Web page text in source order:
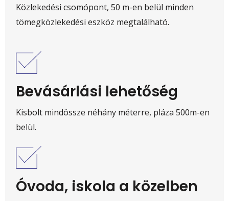
Közlekedési csomópont, 50 m-en belül minden
tömegközlekedési eszköz megtalálható.
Bevásárlási lehetőség
Kisbolt mindössze néhány méterre, pláza 500m-en
belül.
Óvoda, iskola a közelben